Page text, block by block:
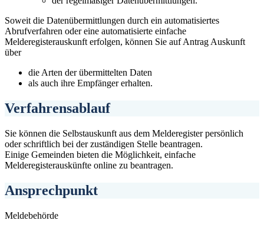
Soweit die Datenübermittlungen durch ein automatisiertes
Abrufverfahren oder eine automatisierte einfache
Melderegisterauskunft erfolgen, können Sie auf Antrag Auskunft
über
die Arten der übermittelten Daten
als auch ihre Empfänger erhalten.
Verfahrensablauf
Sie können die Selbstauskunft aus dem Melderegister persönlich
oder schriftlich bei der zuständigen Stelle beantragen.
Einige Gemeinden bieten die Möglichkeit, einfache
Melderegisterauskünfte online zu beantragen.
Ansprechpunkt
Meldebehörde